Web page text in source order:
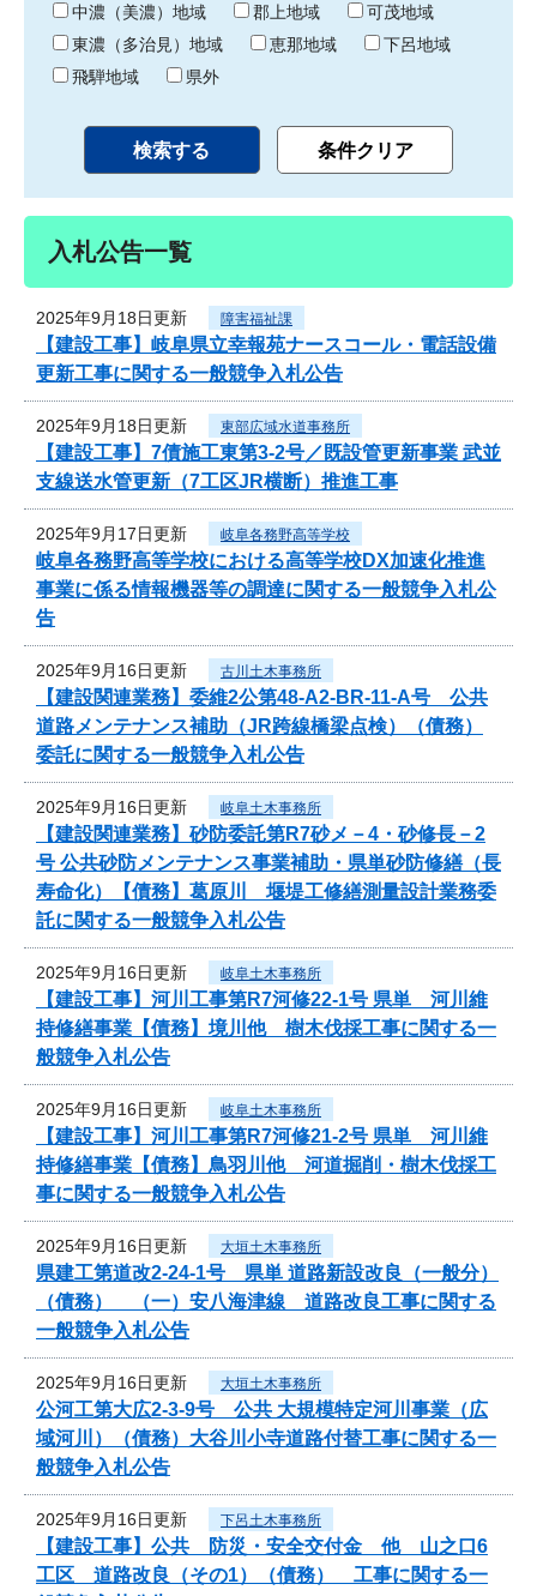
中濃（美濃）地域
郡上地域
可茂地域
東濃（多治見）地域
恵那地域
下呂地域
飛騨地域
県外
入札公告一覧
2025年9月18日更新 障害福祉課
【建設工事】岐阜県立幸報苑ナースコール・電話設備
更新工事に関する一般競争入札公告
2025年9月18日更新 東部広域水道事務所
【建設工事】7債施工東第3-2号／既設管更新事業 武並
支線送水管更新（7工区JR横断）推進工事
2025年9月17日更新 岐阜各務野高等学校
岐阜各務野高等学校における高等学校DX加速化推進
事業に係る情報機器等の調達に関する一般競争入札公
告
2025年9月16日更新 古川土木事務所
【建設関連業務】委維2公第48-A2-BR-11-A号 公共
道路メンテナンス補助（JR跨線橋梁点検）（債務）
委託に関する一般競争入札公告
2025年9月16日更新 岐阜土木事務所
【建設関連業務】砂防委託第R7砂メ－4・砂修長－2
号 公共砂防メンテナンス事業補助・県単砂防修繕（長
寿命化）【債務】葛原川 堰堤工修繕測量設計業務委
託に関する一般競争入札公告
2025年9月16日更新 岐阜土木事務所
【建設工事】河川工事第R7河修22-1号 県単 河川維
持修繕事業【債務】境川他 樹木伐採工事に関する一
般競争入札公告
2025年9月16日更新 岐阜土木事務所
【建設工事】河川工事第R7河修21-2号 県単 河川維
持修繕事業【債務】鳥羽川他 河道掘削・樹木伐採工
事に関する一般競争入札公告
2025年9月16日更新 大垣土木事務所
県建工第道改2-24-1号 県単 道路新設改良（一般分）
（債務） （一）安八海津線 道路改良工事に関する
一般競争入札公告
2025年9月16日更新 大垣土木事務所
公河工第大広2-3-9号 公共 大規模特定河川事業（広
域河川）（債務）大谷川小寺道路付替工事に関する一
般競争入札公告
2025年9月16日更新 下呂土木事務所
【建設工事】公共 防災・安全交付金 他 山之口6
工区 道路改良（その1）（債務） 工事に関する一